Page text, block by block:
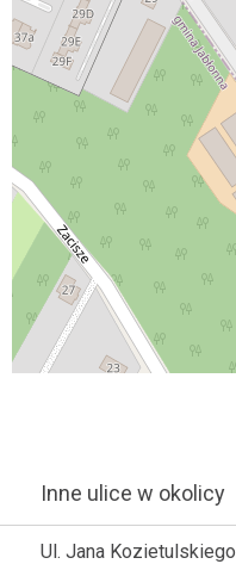
Inne ulice w okolicy
Ul. Jana Kozietulskiego